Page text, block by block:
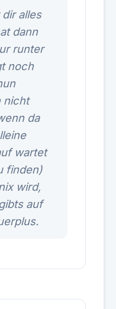
alles
dann
runter
noch
nicht
da
wartet
finden)
wird,
auf